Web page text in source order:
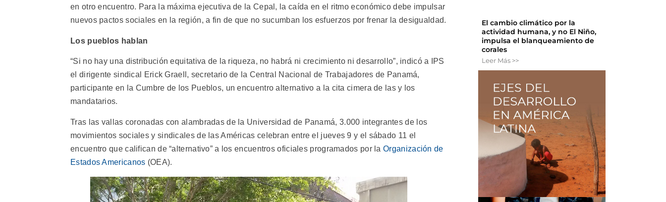
en otro encuentro. Para la máxima ejecutiva de la Cepal, la caída en el ritmo económico debe impulsar
nuevos pactos sociales en la región, a fin de que no sucumban los esfuerzos por frenar la desigualdad.
Los pueblos hablan
“Si no hay una distribución equitativa de la riqueza, no habrá ni crecimiento ni desarrollo”, indicó a IPS
el dirigente sindical Erick Graell, secretario de la Central Nacional de Trabajadores de Panamá,
participante en la Cumbre de los Pueblos, un encuentro alternativo a la cita cimera de las y los
mandatarios.
Tras las vallas coronadas con alambradas de la Universidad de Panamá, 3.000 integrantes de los
movimientos sociales y sindicales de las Américas celebran entre el jueves 9 y el sábado 11 el
encuentro que califican de “alternativo” a los encuentros oficiales programados por laOrganización de
Estados Americanos (OEA).
El cambio climático por la
actividad humana, y no El Niño,
impulsa el blanqueamiento de
corales
Leer Más >>